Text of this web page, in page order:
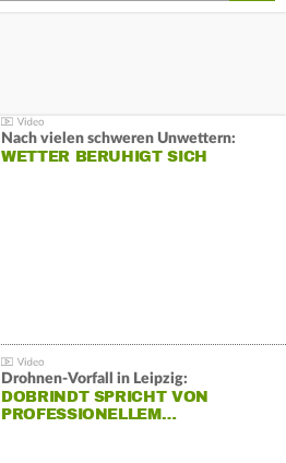
Nach vielen schweren Unwettern:
WETTER BERUHIGT SICH
Drohnen-Vorfall in Leipzig:
DOBRINDT SPRICHT VON
PROFESSIONELLEM…